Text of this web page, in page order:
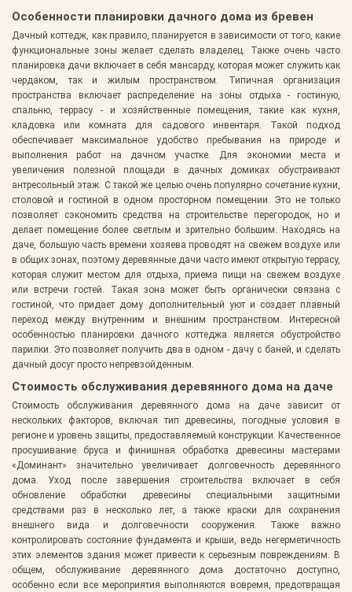
Особенности планировки дачного дома из бревен
Дачный коттедж, как правило, планируется в зависимости от того, какие
функциональные зоны желает сделать владелец. Также очень часто
планировка дачи включает в себя мансарду, которая может служить как
чердаком, так и жилым пространством. Типичная организация
пространства включает распределение на зоны отдыха - гостиную,
спальню, террасу - и хозяйственные помещения, такие как кухня,
кладовка или комната для садового инвентаря. Такой подход
обеспечивает максимальное удобство пребывания на природе и
выполнения работ на дачном участке. Для экономии места и
увеличения полезной площади в дачных домиках обустраивают
антресольный этаж. С такой же целью очень популярно сочетание кухни,
столовой и гостиной в одном просторном помещении. Это не только
позволяет сэкономить средства на строительстве перегородок, но и
делает помещение более светлым и зрительно большим. Находясь на
даче, большую часть времени хозяева проводят на свежем воздухе или
в общих зонах, поэтому деревянные дачи часто имеют открытую террасу,
которая служит местом для отдыха, приема пищи на свежем воздухе
или встречи гостей. Такая зона может быть органически связана с
гостиной, что придает дому дополнительный уют и создает плавный
переход между внутренним и внешним пространством. Интересной
особенностью планировки дачного коттеджа является обустройство
парилки. Это позволяет получить два в одном - дачу с баней, и сделать
дачный досуг просто непревзойденным.
Стоимость обслуживания деревянного дома на даче
Стоимость обслуживания деревянного дома на даче зависит от
нескольких факторов, включая тип древесины, погодные условия в
регионе и уровень защиты, предоставляемый конструкции. Качественное
просушивание бруса и финишная обработка древесины мастерами
«Доминант» значительно увеличивает долговечность деревянного
дома. Уход после завершения строительства включает в себя
обновление обработки древесины специальными защитными
средствами раз в несколько лет, а также краски для сохранения
внешнего вида и долговечности сооружения. Также важно
контролировать состояние фундамента и крыши, ведь негерметичность
этих элементов здания может привести к серьезным повреждениям. В
общем, обслуживание деревянного дома достаточно доступно,
особенно если все мероприятия выполняются вовремя, предотвращая